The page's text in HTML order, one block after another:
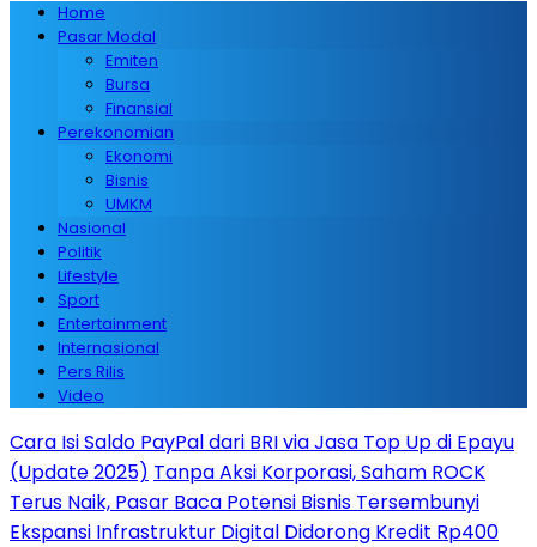
Home
Pasar Modal
Emiten
Bursa
Finansial
Perekonomian
Ekonomi
Bisnis
UMKM
Nasional
Politik
Lifestyle
Sport
Entertainment
Internasional
Pers Rilis
Video
Cara Isi Saldo PayPal dari BRI via Jasa Top Up di Epayu
(Update 2025) Tanpa Aksi Korporasi, Saham ROCK
Terus Naik, Pasar Baca Potensi Bisnis Tersembunyi
Ekspansi Infrastruktur Digital Didorong Kredit Rp400